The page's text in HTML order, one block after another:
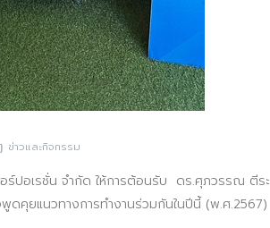
ข่าวและกิจกรรม
ปอเรชั่น จำกัด ให้การต้อนรับ ดร.ศุภวรรณ ตีระ
คุยแนวทางการทำงานร่วมกันในปีนี้ (พ.ศ.2567)